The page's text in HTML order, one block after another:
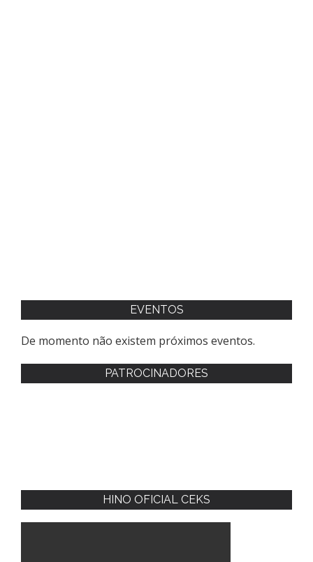
EVENTOS
De momento não existem próximos eventos.
PATROCINADORES
HINO OFICIAL CEKS